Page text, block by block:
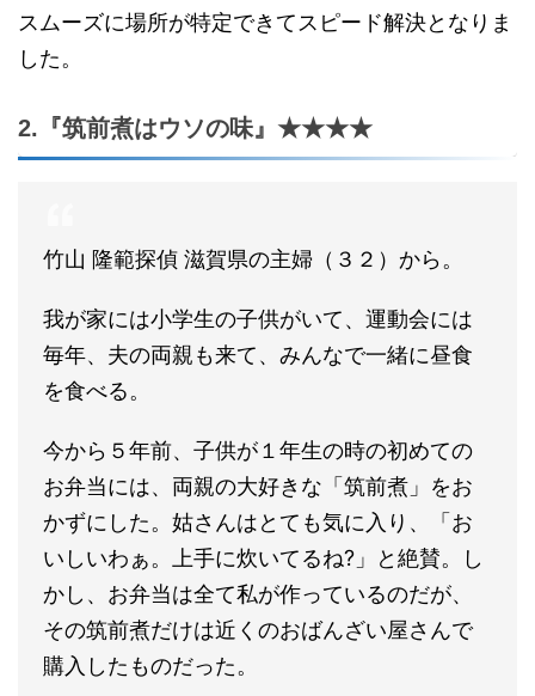
スムーズに場所が特定できてスピード解決となりま
した。
2.『筑前煮はウソの味』★★★★
竹山 隆範探偵 滋賀県の主婦（３２）から。
我が家には小学生の子供がいて、運動会には
毎年、夫の両親も来て、みんなで一緒に昼食
を食べる。
今から５年前、子供が１年生の時の初めての
お弁当には、両親の大好きな「筑前煮」をお
かずにした。姑さんはとても気に入り、「お
いしいわぁ。上手に炊いてるね?」と絶賛。し
かし、お弁当は全て私が作っているのだが、
その筑前煮だけは近くのおばんざい屋さんで
購入したものだった。